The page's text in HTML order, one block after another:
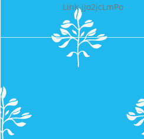
Link-jJo2jcLmPo